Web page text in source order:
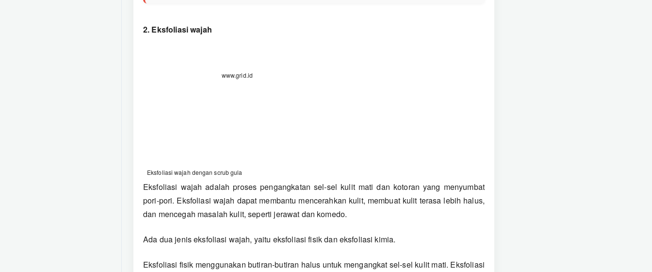
2. Eksfoliasi wajah
www.grid.id
Eksfoliasi wajah dengan scrub gula
Eksfoliasi wajah adalah proses pengangkatan sel-sel kulit mati dan kotoran yang menyumbat
pori-pori. Eksfoliasi wajah dapat membantu mencerahkan kulit, membuat kulit terasa lebih halus,
dan mencegah masalah kulit, seperti jerawat dan komedo.
Ada dua jenis eksfoliasi wajah, yaitu eksfoliasi fisik dan eksfoliasi kimia.
Eksfoliasi fisik menggunakan butiran-butiran halus untuk mengangkat sel-sel kulit mati. Eksfoliasi